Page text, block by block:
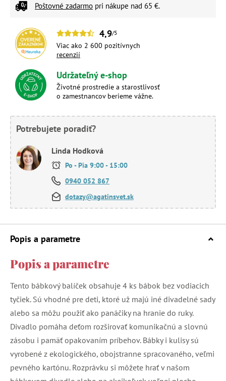
Poštovné zadarmo pri nákupe nad 65 €.
4,9/5
Viac ako 2 600 pozitívnych
recenzií
Udržateľný e-shop
Životné prostredie a starostlivosť
o zamestnancov berieme vážne.
Potrebujete poradiť?
Linda Hodková
Po - Pia 9:00 - 15:00
0940 052 867
dotazy@agatinsvet.sk
Popis a parametre
Popis a parametre
Tento bábkový balíček obsahuje 4 ks bábok bez vodiacich
tyčiek. Sú vhodné pre deti, ktoré už majú iné divadelné sady
alebo sa môžu použiť ako panáčiky na hranie do ruky.
Divadlo pomáha deťom rozširovať komunikačnú a slovnú
zásobu i pamäť opakovaním príbehov. Bábky i kulisy sú
vyrobené z ekologického, obojstranne spracovaného, veľmi
pevného kartónu. Rozprávku si môžete hrať v našom